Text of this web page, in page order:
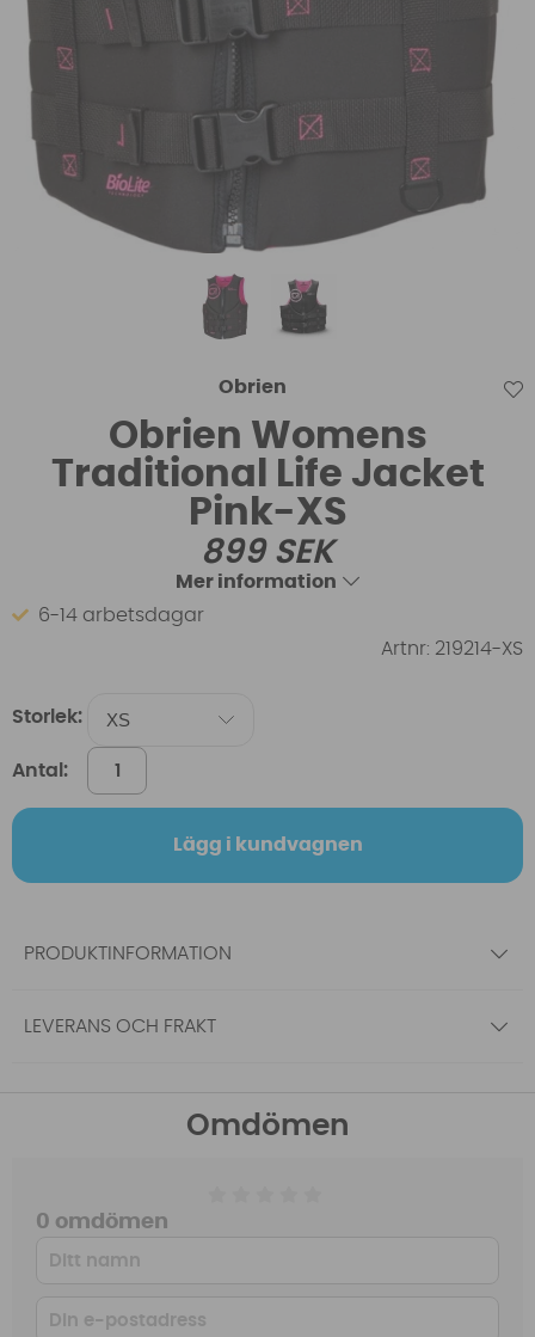
Obrien
Obrien Womens
Traditional Life Jacket
Pink-XS
899SEK
Mer information
6-14 arbetsdagar
Artnr: 219214-XS
Storlek:
Antal:
Lägg i kundvagnen
PRODUKTINFORMATION
LEVERANS OCH FRAKT
Omdömen
0 omdömen